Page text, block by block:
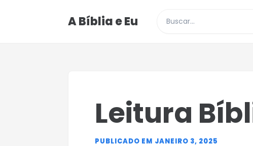
A Bíblia e Eu Buscar posts e páginas
Leitura
PUBLICADO EM JANEIRO 3, 2025